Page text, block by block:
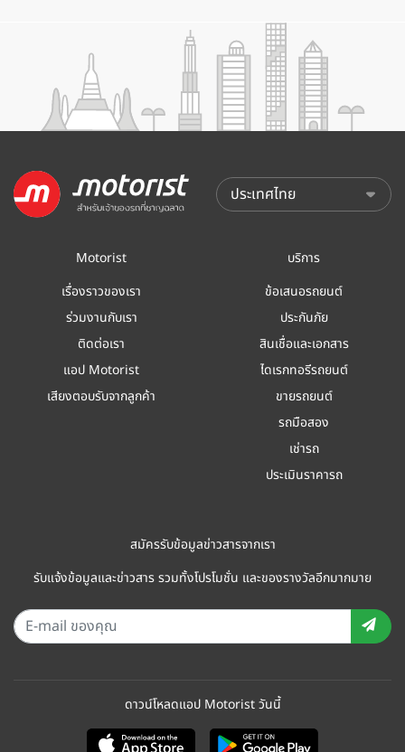
Motorist
เรื่องราวของเรา
ร่วมงานกับเรา
ติดต่อเรา
แอป Motorist
เสียงตอบรับจากลูกค้า
บริการ
ข้อเสนอรถยนต์
ประกันภัย
สินเชื่อและเอกสาร
ไดเรกทอรีรถยนต์
ขายรถยนต์
รถมือสอง
เช่ารถ
ประเมินราคารถ
สมัครรับข้อมูลข่าวสารจากเรา
รับแจ้งข้อมูลและข่าวสาร รวมทั้งโปรโมชั่น และของรางวัลอีกมากมาย
ดาวน์โหลดแอป Motorist วันนี้